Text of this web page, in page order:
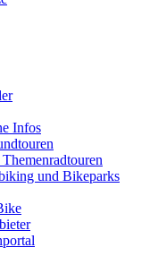
Infos
und Bikeparks